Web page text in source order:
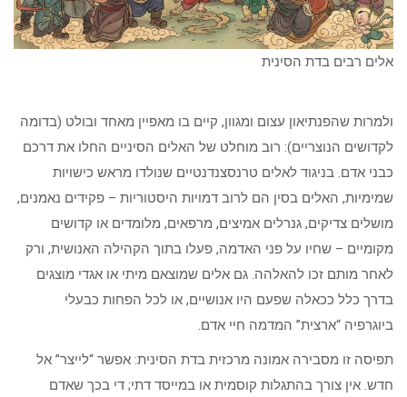
אלים רבים בדת הסינית
ולמרות שהפנתיאון עצום ומגוון, קיים בו מאפיין מאחד ובולט (בדומה
לקדושים הנוצריים): רוב מוחלט של האלים הסיניים החלו את דרכם
כבני אדם. בניגוד לאלים טרנסצנדנטיים שנולדו מראש כישויות
שמימיות, האלים בסין הם לרוב דמויות היסטוריות – פקידים נאמנים,
מושלים צדיקים, גנרלים אמיצים, מרפאים, מלומדים או קדושים
מקומיים – שחיו על פני האדמה, פעלו בתוך הקהילה האנושית, ורק
לאחר מותם זכו להאלהה. גם אלים שמוצאם מיתי או אגדי מוצגים
בדרך כלל ככאלה שפעם היו אנושיים, או לכל הפחות כבעלי
ביוגרפיה “ארצית” המדמה חיי אדם.
תפיסה זו מסבירה אמונה מרכזית בדת הסינית: אפשר “לייצר” אל
חדש. אין צורך בהתגלות קוסמית או במייסד דתי; די בכך שאדם